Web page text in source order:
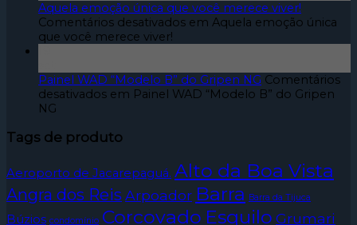
Aquela emoção única que você merece viver!
Comentários desativados em Aquela emoção única
que você merece viver!
Painel WAD “Modelo B” do Gripen NG Comentários
desativados em Painel WAD “Modelo B” do Gripen
NG
Tags de produto
Aeroporto de Jacarepaguá. Alto da Boa Vista
Angra dos Reis Arpoador Barra Barra da Tijuca
Búzios condomínio Corcovado Esquilo Grumari